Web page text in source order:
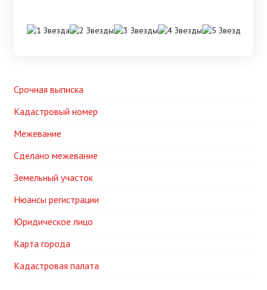
Срочная выписка
Кадастровый номер
Межевание
Сделано межевание
Земельный участок
Нюансы регистрации
Юридическое лицо
Карта города
Кадастровая палата